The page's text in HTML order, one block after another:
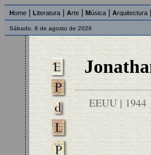
Home Literatura Arte Música Arquitectura
Sábado, 8 de agosto de 2026
EEUU | 1944